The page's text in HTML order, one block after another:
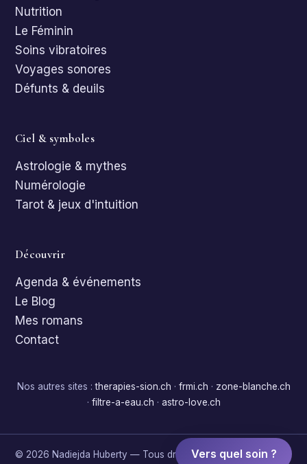
Nutrition
Le Féminin
Soins vibratoires
Voyages sonores
Défunts & deuils
Ciel & symboles
Astrologie & mythes
Numérologie
Tarot & jeux d'intuition
Découvrir
Agenda & événements
Le Blog
Mes romans
Contact
Nos autres sites :therapies-sion.ch · frmi.ch · zone-blanche.ch
· filtre-a-eau.ch · astro-love.ch
© 2026 Nadiejda Huberty — Tous droits réservés.Vers quel soin ?